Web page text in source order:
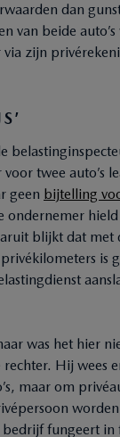
dan
van beide
zijn
twee auto’s
geen bijtelling
ondernemer
blijkt dat met
is
was het hier
Hij wees
maar om
fungeert in